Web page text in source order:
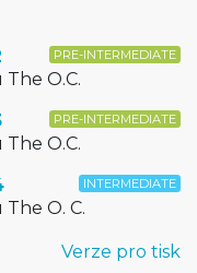
PRE-INTERMEDIATE
O.C.
PRE-INTERMEDIATE
O.C.
INTERMEDIATE
O. C.
Verze pro tisk